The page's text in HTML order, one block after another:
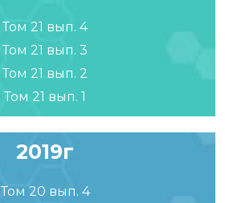
Том 21 вып. 4
Том 21 вып. 3
Том 21 вып. 2
Том 21 вып. 1
2019г
Том 20 вып. 4